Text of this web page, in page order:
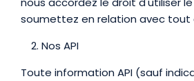
soumettez en relation avec tout
Nos API
Toute information API (sauf